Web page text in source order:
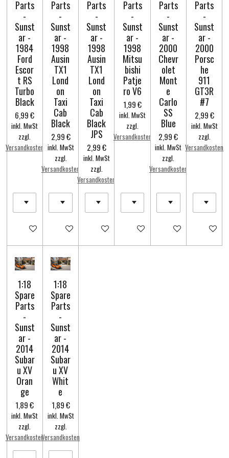
Parts
-
Sunst
ar -
1984
Ford
Escor
t RS
Turbo
Black
6,99 €
inkl. MwSt
zzgl.
Versandkosten
In den Warenkorb
Parts
-
Sunst
ar -
1998
Ausin
TX1
Lond
on
Taxi
Cab
Black
2,99 €
inkl. MwSt
zzgl.
Versandkosten
In den Warenkorb
Parts
-
Sunst
ar -
1998
Ausin
TX1
Lond
on
Taxi
Cab
Black
JPS
2,99 €
inkl. MwSt
zzgl.
Versandkosten
In den Warenkorb
Parts
-
Sunst
ar -
1998
Mitsu
bishi
Patje
ro V6
1,99 €
inkl. MwSt
zzgl.
Versandkosten
In den Warenkorb
Parts
-
Sunst
ar -
2000
Chevr
olet
Mont
e
Carlo
SS
Blue
2,99 €
inkl. MwSt
zzgl.
Versandkosten
In den Warenkorb
Parts
-
Sunst
ar -
2000
Porsc
he
911
GT3R
#7
2,99 €
inkl. MwSt
zzgl.
Versandkosten
In den
1:18
Spare
Parts
-
Sunst
ar -
2014
Subar
u XV
Oran
ge
1,89 €
inkl. MwSt
zzgl.
Versandkosten
1:18
Spare
Parts
-
Sunst
ar -
2014
Subar
u XV
Whit
e
1,89 €
inkl. MwSt
zzgl.
Versandkosten